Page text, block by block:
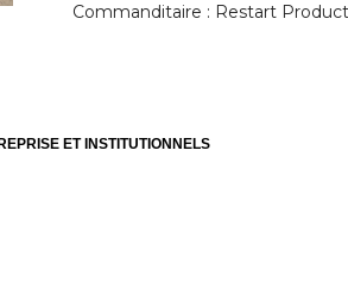
Commanditaire : Restart
ET INSTITUTIONNELS